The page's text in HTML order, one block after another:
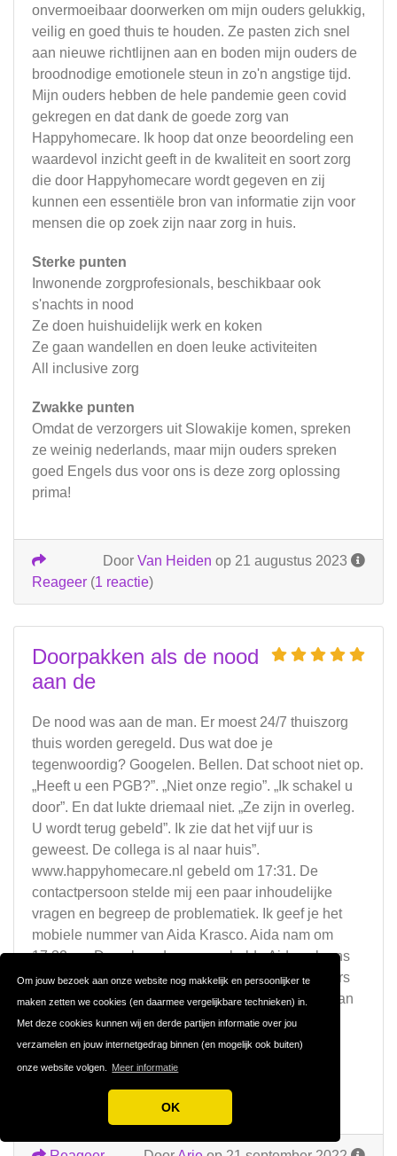
Om jouw bezoek aan onze website nog makkelijk en persoonlijker te
maken zetten we cookies (en daarmee vergelijkbare technieken) in.
Met deze cookies kunnen wij en derde partijen informatie over jou
verzamelen en jouw internetgedrag binnen (en mogelijk ook buiten)
onze website volgen. Meer informatie
OK
onvermoeibaar doorwerken om mijn ouders gelukkig,
veilig en goed thuis te houden. Ze pasten zich snel
aan nieuwe richtlijnen aan en boden mijn ouders de
broodnodige emotionele steun in zo'n angstige tijd.
Mijn ouders hebben de hele pandemie geen covid
gekregen en dat dank de goede zorg van
Happyhomecare. Ik hoop dat onze beoordeling een
waardevol inzicht geeft in de kwaliteit en soort zorg
die door Happyhomecare wordt gegeven en zij
kunnen een essentiële bron van informatie zijn voor
mensen die op zoek zijn naar zorg in huis.
Sterke punten
Inwonende zorgprofesionals, beschikbaar ook
s'nachts in nood
Ze doen huishuidelijk werk en koken
Ze gaan wandellen en doen leuke activiteiten
All inclusive zorg
Zwakke punten
Omdat de verzorgers uit Slowakije komen, spreken
ze weinig nederlands, maar mijn ouders spreken
goed Engels dus voor ons is deze zorg oplossing
prima!
Door Van Heiden op 21 augustus 2023
Reageer (1 reactie)
Doorpakken als de nood
aan de
De nood was aan de man. Er moest 24/7 thuiszorg
thuis worden geregeld. Dus wat doe je
tegenwoordig? Googelen. Bellen. Dat schoot niet op.
„Heeft u een PGB?”. „Niet onze regio”. „Ik schakel u
door”. En dat lukte driemaal niet. „Ze zijn in overleg.
U wordt terug gebeld”. Ik zie dat het vijf uur is
geweest. De collega is al naar huis”.
www.happyhomecare.nl gebeld om 17:31. De
contactpersoon stelde mij een paar inhoudelijke
vragen en begreep de problematiek. Ik geef je het
mobiele nummer van Aida Krasco. Aida nam om
17:32 op. De volgende morgen belde Aida volgens
afspraak. Ze maakte vervolgens telefonisch meters
en wist een oplossing te forceren. In het belang van
de client. Het ging tenslotte om de nood van die
client.
Chapeau Aida. Chapeau Happyhomecare.